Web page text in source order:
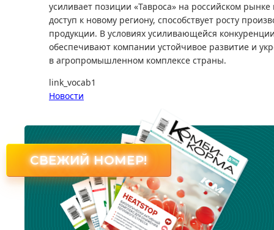
усиливает позиции «Тавроса» на российском
доступ к новому региону, способствует росту
продукции. В условиях усиливающейся
обеспечивают компании устойчивое развитие и
в агропромышленном комплексе страны.
link_vocab1
Новости
СВЕЖИЙ НОМЕР!